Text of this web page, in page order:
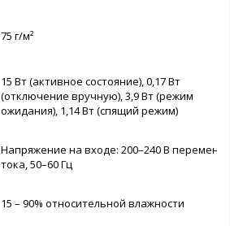
75 г/м²
15 Вт (активное состояние), 0,17 Вт
(отключение вручную), 3,9 Вт (режим
ожидания), 1,14 Вт (спящий режим)
Напряжение на входе: 200–240 В
тока, 50–60 Гц
15 – 90% относительной влажности